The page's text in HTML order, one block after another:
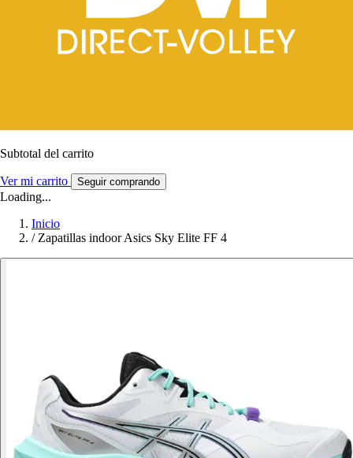
Subtotal del carrito
Ver mi carrito Seguir comprando
Loading...
Inicio
/ Zapatillas indoor Asics Sky Elite FF 4